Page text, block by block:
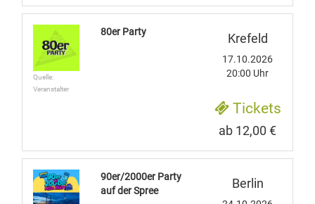
Quelle:
Veranstalter
80er Party Krefeld
17.10.2026
20:00 Uhr
Tickets
ab 12,00 €
90er/2000er Party
auf der Spree
Berlin